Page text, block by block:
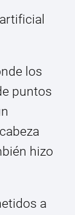
los
puntos
hizo
a